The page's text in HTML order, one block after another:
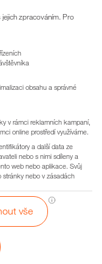
třída, Ostrava
zpracováním. Pro
obsahu a správné
v rámci reklamních kampaní,
online prostředí využíváme.
a další data ze
nebo s nimi sdíleny a
web nebo aplikace. Svůj
stránky nebo v zásadách
vše